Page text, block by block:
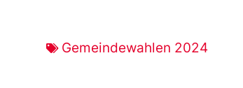
Gemeindewahlen 2024